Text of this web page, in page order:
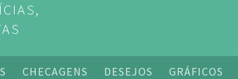
CHECAGENS DESEJOS GRÁFICOS